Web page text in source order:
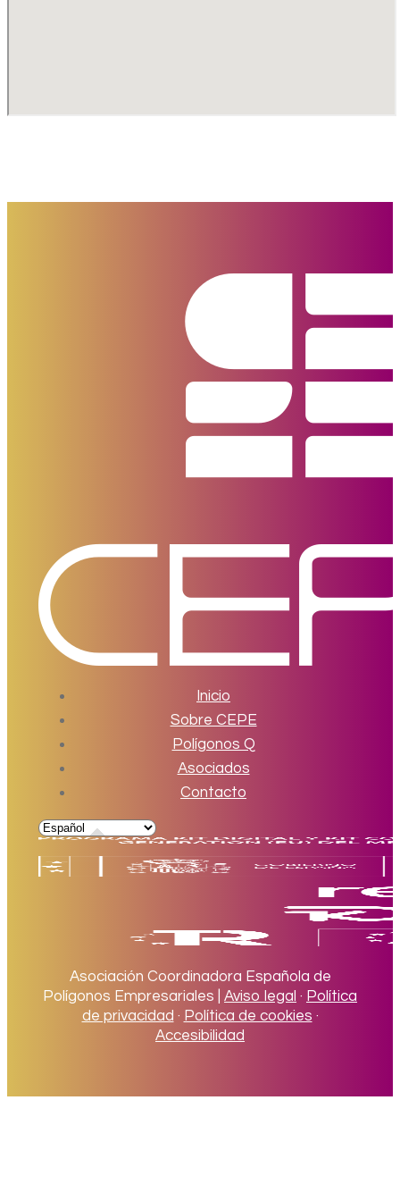
Inicio
Sobre CEPE
Polígonos Q
Asociados
Contacto
Asociación Coordinadora Española de
Polígonos Empresariales | Aviso legal · Política
de privacidad · Política de cookies ·
Accesibilidad